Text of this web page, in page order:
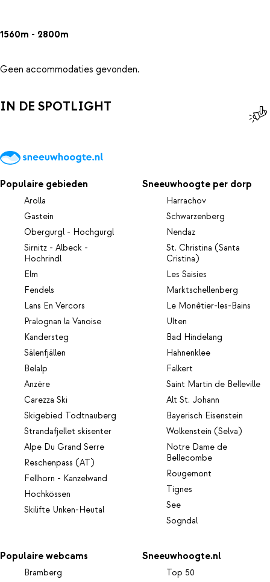
1560m - 2800m
Geen accommodaties gevonden.
IN DE SPOTLIGHT
Populaire gebieden
Arolla
Gastein
Obergurgl - Hochgurgl
Sirnitz - Albeck -
Hochrindl
Elm
Fendels
Lans En Vercors
Pralognan la Vanoise
Kandersteg
Sälenfjällen
Belalp
Anzère
Carezza Ski
Skigebied Todtnauberg
Strandafjellet skisenter
Alpe Du Grand Serre
Reschenpass (AT)
Fellhorn - Kanzelwand
Hochkössen
Skilifte Unken-Heutal
Sneeuwhoogte per dorp
Harrachov
Schwarzenberg
Nendaz
St. Christina (Santa
Cristina)
Les Saisies
Marktschellenberg
Le Monêtier-les-Bains
Ulten
Bad Hindelang
Hahnenklee
Falkert
Saint Martin de Belleville
Alt St. Johann
Bayerisch Eisenstein
Wolkenstein (Selva)
Notre Dame de
Bellecombe
Rougemont
Tignes
See
Sogndal
Populaire webcams
Bramberg
Sneeuwhoogte.nl
Top 50